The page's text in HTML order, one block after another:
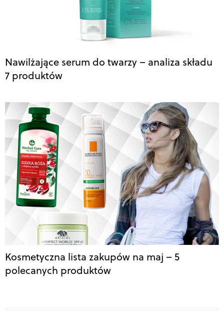
Nawilżające serum do twarzy – analiza składu
7 produktów
Kosmetyczna lista zakupów na maj – 5
polecanych produktów